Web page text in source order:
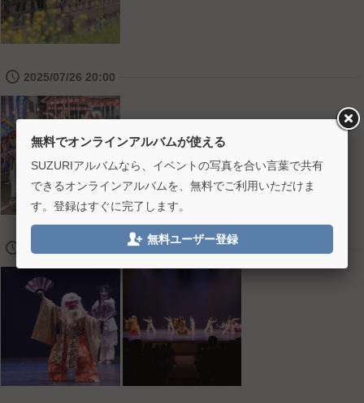
🕔 2025/07/26 20:00
🕔 2025/08/17 13:00
無料でオンラインアルバムが使える
SUZURIアルバムなら、イベントの写真を合い言葉で共有
できるオンラインアルバムを、無料でご利用いただけま
す。登録はすぐに完了します。
 無料ユーザー登録